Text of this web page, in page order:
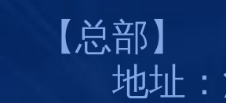
【总部】
地址：